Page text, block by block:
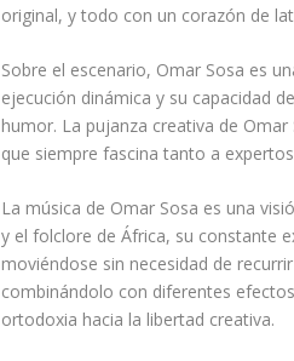
original, y todo con un corazón de
Sobre el escenario, Omar Sosa es
ejecución dinámica y su capacidad
humor. La pujanza creativa de
que siempre fascina tanto a
La música de Omar Sosa es una
y el folclore de África, su constante
moviéndose sin necesidad de
combinándolo con diferentes
ortodoxia hacia la libertad creativa.